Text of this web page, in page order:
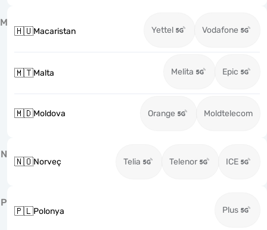
M
🇭🇺Macaristan Yettel Vodafone
🇲🇹Malta Melita Epic
🇲🇩Moldova Orange Moldtelecom
N
🇳🇴Norveç Telia Telenor ICE
P
🇵🇱Polonya Plus